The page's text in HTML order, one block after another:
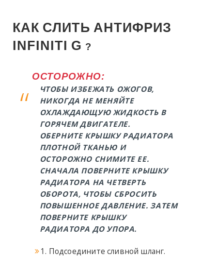
КАК СЛИТЬ АНТИФРИЗ
INFINITI G ?
ОСТОРОЖНО:
ЧТОБЫ ИЗБЕЖАТЬ ОЖОГОВ,
НИКОГДА НЕ МЕНЯЙТЕ
ОХЛАЖДАЮЩУЮ ЖИДКОСТЬ В
ГОРЯЧЕМ ДВИГАТЕЛЕ.
ОБЕРНИТЕ КРЫШКУ РАДИАТОРА
ПЛОТНОЙ ТКАНЬЮ И
ОСТОРОЖНО СНИМИТЕ ЕЕ.
СНАЧАЛА ПОВЕРНИТЕ КРЫШКУ
РАДИАТОРА НА ЧЕТВЕРТЬ
ОБОРОТА, ЧТОБЫ СБРОСИТЬ
ПОВЫШЕННОЕ ДАВЛЕНИЕ. ЗАТЕМ
ПОВЕРНИТЕ КРЫШКУ
РАДИАТОРА ДО УПОРА.
1. Подсоедините сливной шланг.